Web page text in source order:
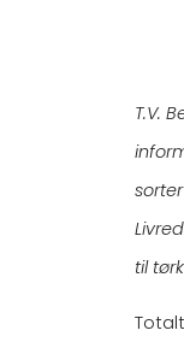
T.V.
til tørk